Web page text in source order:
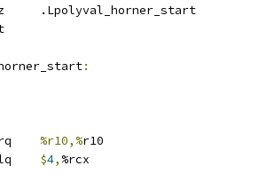
	jnz	.Lpolyval_horner_start
:
%r10,%r10
$4, %rcx